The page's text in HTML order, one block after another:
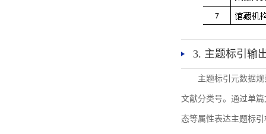
3. 主题标引输
主题标引元数据
文献分类号。通过单
态等属性表达主题标